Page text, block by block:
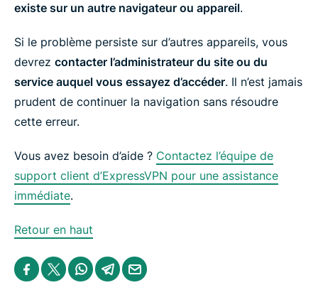
existe sur un autre navigateur ou appareil.
Si le problème persiste sur d’autres appareils, vous
devrez contacter l’administrateur du site ou du
service auquel vous essayez d’accéder. Il n’est jamais
prudent de continuer la navigation sans résoudre
cette erreur.
Vous avez besoin d’aide ? Contactez l’équipe de
support client d’ExpressVPN pour une assistance
immédiate.
Retour en haut
S
h
a
S
h
a
S
h
a
S
h
a
S
h
a